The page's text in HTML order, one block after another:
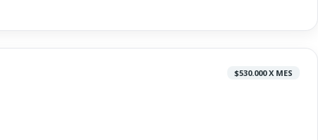
$530.000 X MES